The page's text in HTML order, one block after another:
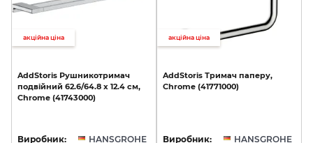
акційна ціна
AddStoris Рушникотримач
подвійний 62.6/64.8 x 12.4 см,
Chrome (41743000)
Виробник: HANSGROHE
акційна ціна
AddStoris Тримач паперу,
Chrome (41771000)
Виробник: HANSGROHE